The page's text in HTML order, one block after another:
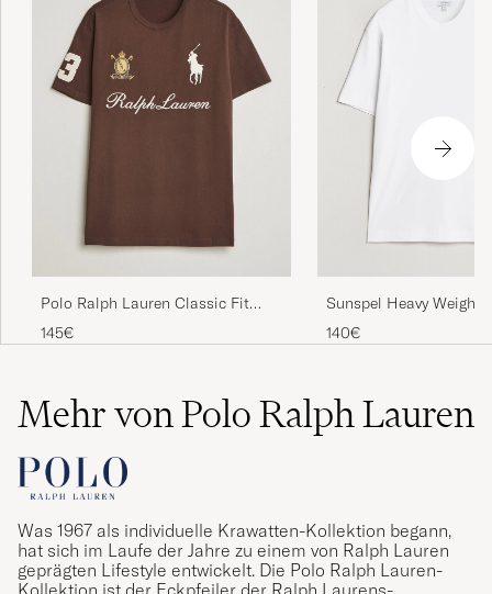
Polo Ralph Lauren Classic Fit
Team T-shirt Nutmeg Brown
145€
Sunspel Heavy Weight
Cotton T-Shirt White
140€
Mehr von Polo Ralph Lauren
Was 1967 als individuelle Krawatten-Kollektion begann,
hat sich im Laufe der Jahre zu einem von Ralph Lauren
geprägten Lifestyle entwickelt. Die Polo Ralph Lauren-